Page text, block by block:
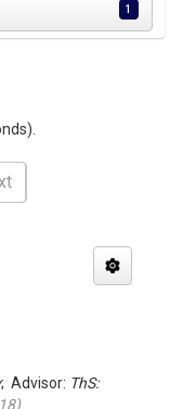
1
; Advisor: ThS:
)